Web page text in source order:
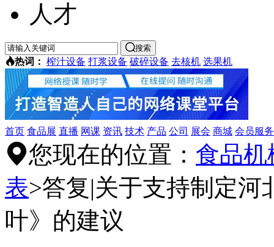
人才
搜索
热词： 榨汁设备 打浆设备 破碎设备 去核机 选果机
首页 食品展 直播 网课 资讯 技术 产品 公司 展会 商城 会员服务
您现在的位置： 食品
表>答复|关于支持制定河
叶》的建议